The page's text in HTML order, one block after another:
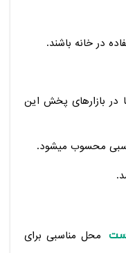
در خانه باشند.
در بازارهای پخش این
محسوب میشود.
محل مناسبی برای